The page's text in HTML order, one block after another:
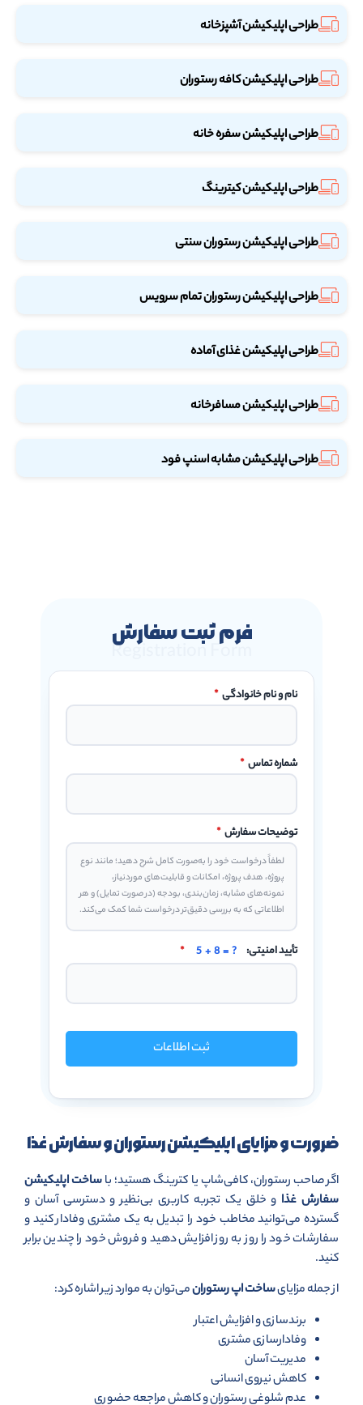
طراحی اپلیکیشن آشپزخانه
طراحی اپلیکیشن کافه رستوران
طراحی اپلیکیشن سفره خانه
طراحی اپلیکیشن کیترینگ
طراحی اپلیکیشن رستوران سنتی
طراحی اپلیکیشن رستوران تمام سرویس
طراحی اپلیکیشن غذای آماده
طراحی اپلیکیشن مسافرخانه
طراحی اپلیکیشن مشابه اسنپ فود
فرم ثبت سفارش
Registration Form
نام و نام خانوادگی *
شماره تماس *
توضیحات سفارش *
تأیید امنیتی: 5 + 8 = ?
*
ثبت اطلاعات
ضرورت و مزایای اپلیکیشن رستوران و سفارش غذا
اگر صاحب رستوران، کافی‌شاپ یا کترینگ هستید؛ باساخت اپلیکیشن
سفارش غذا و خلق یک تجربه کاربری بی‌نظیر و دسترسی آسان و
گسترده می‌توانید مخاطب خود را تبدیل به یک مشتری وفادار کنید و
سفارشات خود را روز به روز افزایش دهید و فروش خود را چندین برابر
کنید.
از جمله مزایایساخت اپ رستورانمی‌توان به موارد زیر اشاره کرد:
برندسازی و افزایش اعتبار
وفادارسازی مشتری
مدیریت آسان
کاهش نیروی انسانی
عدم شلوغی رستوران و کاهش مراجعه حضوری